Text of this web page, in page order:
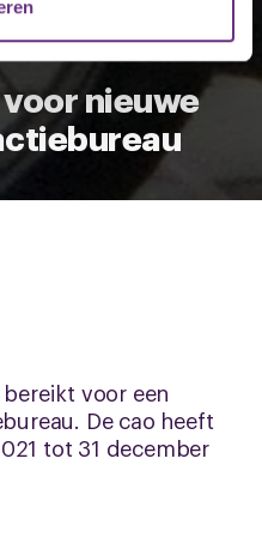
moment wijzigen of
linksonder op de
nieuwe
voor een
De cao heeft
tot 31 december